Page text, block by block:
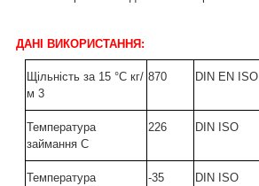
ДАНІ ВИКОРИСТАННЯ:
Щільність за 15 °C кг/
м 3
870 DIN EN ISO
Температура
займання С
226 DIN ISO
Температура
-35 DIN ISO